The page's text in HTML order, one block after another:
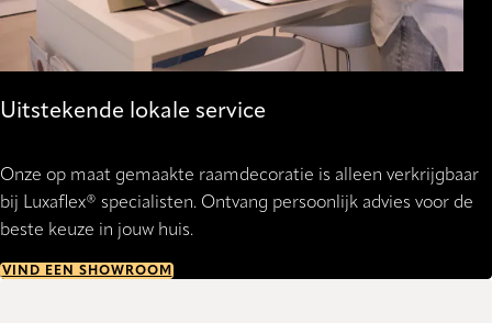
Uitstekende lokale service
Onze op maat gemaakte raamdecoratie is alleen verkrijgbaar
bij Luxaflex® specialisten. Ontvang persoonlijk advies voor de
beste keuze in jouw huis.
VIND EEN SHOWROOM